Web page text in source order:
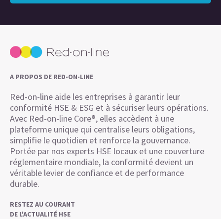
A PROPOS DE RED-ON-LINE
Red-on-line aide les entreprises à garantir leur
conformité HSE & ESG et à sécuriser leurs opérations.
Avec Red-on-line Core®, elles accèdent à une
plateforme unique qui centralise leurs obligations,
simplifie le quotidien et renforce la gouvernance.
Portée par nos experts HSE locaux et une couverture
réglementaire mondiale, la conformité devient un
véritable levier de confiance et de performance
durable.
RESTEZ AU COURANT
DE L'ACTUALITÉ HSE